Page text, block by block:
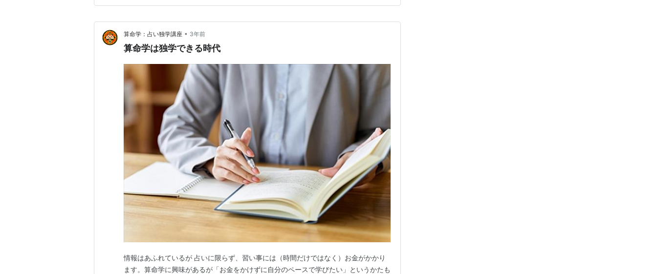
女の生きていく指針となるもの…
算命学：占い独学講座 • 3年前
算命学は独学できる時代
情報はあふれているが 占いに限らず、習い事には（時間だけではなく）お金がかかり
ます。算命学に興味があるが「お金をかけずに自分のペースで学びたい」というかたも